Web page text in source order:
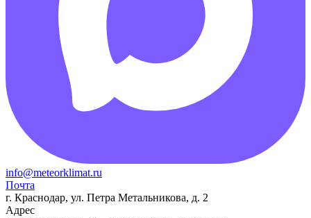
info@meteorklimat.ru
Почта
г. Краснодар, ул. Петра Метальникова, д. 2
Адрес